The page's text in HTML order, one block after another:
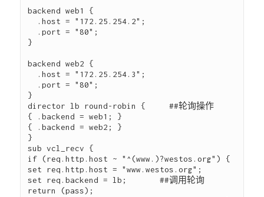
backend web1 {
}
backend web2 {
}
director lb round-robin {     ##轮询操作
{ .backend = web1; }
{ .backend = web2; }
}
sub vcl_recv {
if (req.http.host ~ "^(www.)?westos.org") {
set req.http.host = "www.westos.org";
set req.backend = lb;       ##调用轮询
return (pass);